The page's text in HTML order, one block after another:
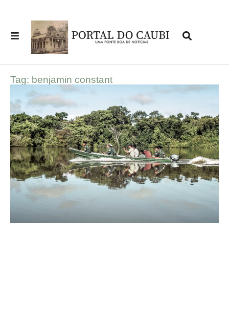
Tag: benjamin constant